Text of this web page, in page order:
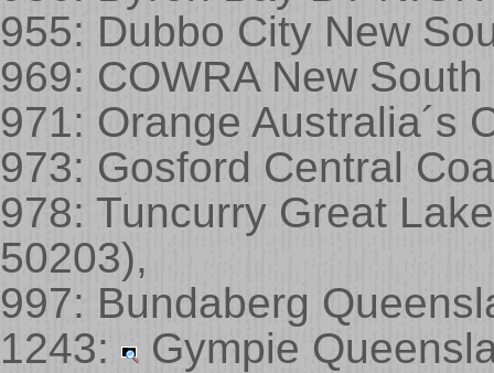
955: Dubbo City New
969: COWRA New
971: Orange Australia´s
973: Gosford Central
978: Tuncurry Great
50203),
997: Bundaberg
1243:
Gympie